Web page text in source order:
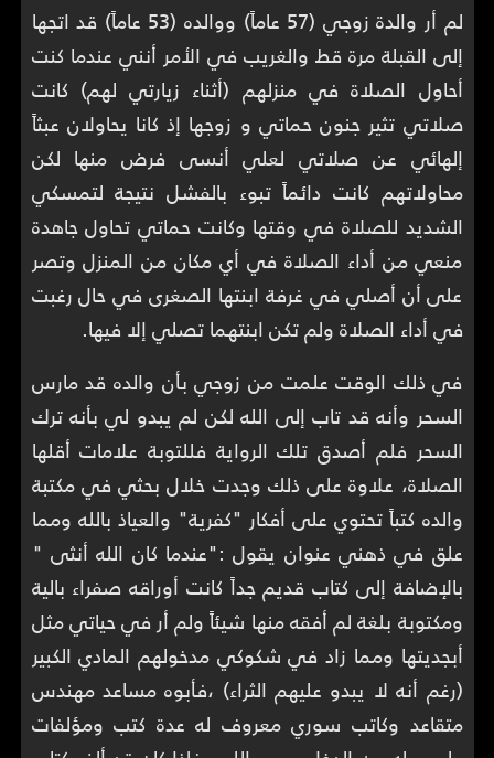
لم أر والدة زوجي (57 عاماً) ووالده (53 عاماً) قد اتجها
إلى القبلة مرة قط والغريب في الأمر أنني عندما كنت
أحاول الصلاة في منزلهم (أثناء زيارتي لهم) كانت
صلاتي تثير جنون حماتي و زوجها إذ كانا يحاولان عبثاً
إلهائي عن صلاتي لعلي أنسى فرض منها لكن
محاولاتهم كانت دائماً تبوء بالفشل نتيجة لتمسكي
الشديد للصلاة في وقتها وكانت حماتي تحاول جاهدة
منعي من أداء الصلاة في أي مكان من المنزل وتصر
على أن أصلي في غرفة ابنتها الصغرى في حال رغبت
في أداء الصلاة ولم تكن ابنتهما تصلي إلا فيها.
في ذلك الوقت علمت من زوجي بأن والده قد مارس
السحر وأنه قد تاب إلى الله لكن لم يبدو لي بأنه ترك
السحر فلم أصدق تلك الرواية فللتوبة علامات أقلها
الصلاة، علاوة على ذلك وجدت خلال بحثي في مكتبة
والده كتباً تحتوي على أفكار "كفرية" والعياذ بالله ومما
علق في ذهني عنوان يقول :"عندما كان الله أنثى "
بالإضافة إلى كتاب قديم جداً كانت أوراقه صفراء بالية
ومكتوبة بلغة لم أفقه منها شيئاً ولم أر في حياتي مثل
أبجديتها ومما زاد في شكوكي مدخولهم المادي الكبير
(رغم أنه لا يبدو عليهم الثراء) ،فأبوه مساعد مهندس
متقاعد وكاتب سوري معروف له عدة كتب ومؤلفات